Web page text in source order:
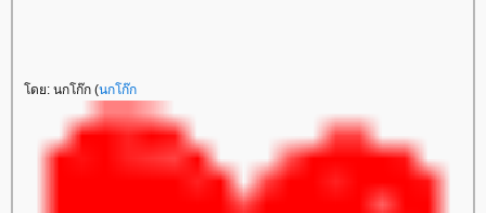
ดย: นกโก๊ก (นกโก๊ก